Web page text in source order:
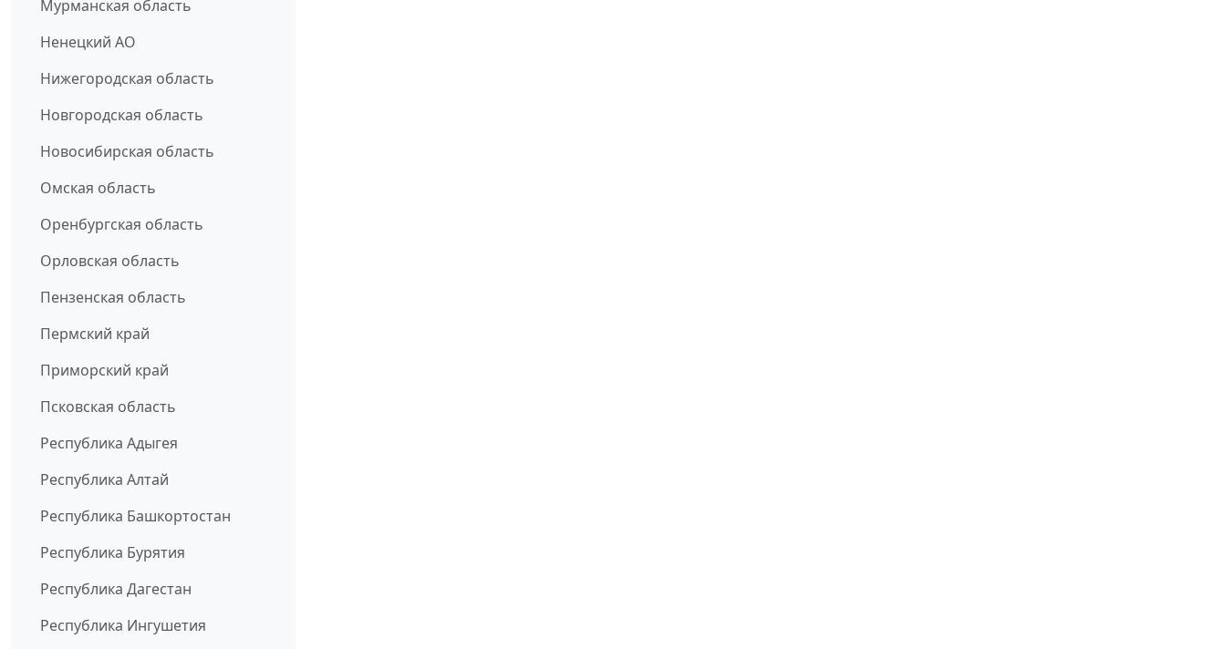
Мурманская область
Ненецкий АО
Нижегородская область
Новгородская область
Новосибирская область
Омская область
Оренбургская область
Орловская область
Пензенская область
Пермский край
Приморский край
Псковская область
Республика Адыгея
Республика Алтай
Республика Башкортостан
Республика Бурятия
Республика Дагестан
Республика Ингушетия